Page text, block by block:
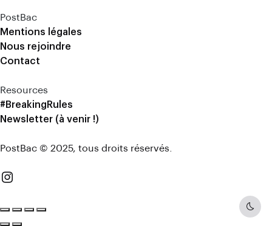
Dark
PostBac
Mentions légales
Nous rejoindre
Contact
Resources
#BreakingRules
Newsletter (à venir !)
PostBac © 2025, tous droits réservés.